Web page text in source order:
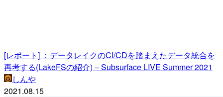
[レポート] ：データレイクのCI/CDを踏まえたデータ統合を
再考する(LakeFSの紹介) – Subsurface LIVE Summer 2021
しんや
2021.08.15